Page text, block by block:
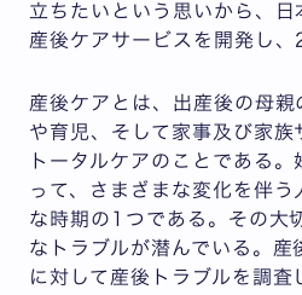
立ちたいという思いから、日
産後ケアサービスを開発し
産後ケアとは、出産後の母
や育児、そして家事及び家族
トータルケアのことである
って、さまざまな変化を伴う
な時期の1つである。その大
なトラブルが潜んでいる。産
に対して産後トラブルを調査